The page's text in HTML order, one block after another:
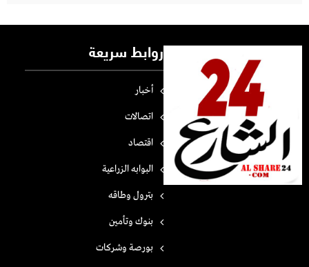
روابط سريعة
أخبار
اتصالات
اقتصاد
البوابه الزراعية
بترول وطاقه
بنوك وتأمين
بورصة وشركات